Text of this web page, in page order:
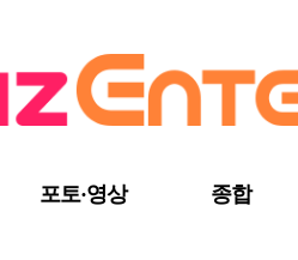
포토·영상 종합